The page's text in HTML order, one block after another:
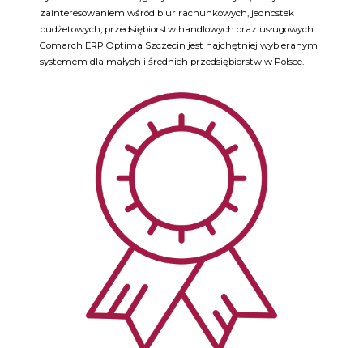
zainteresowaniem wśród biur rachunkowych, jednostek
budżetowych, przedsiębiorstw handlowych oraz usługowych.
Comarch ERP Optima Szczecin jest najchętniej wybieranym
systemem dla małych i średnich przedsiębiorstw w Polsce.